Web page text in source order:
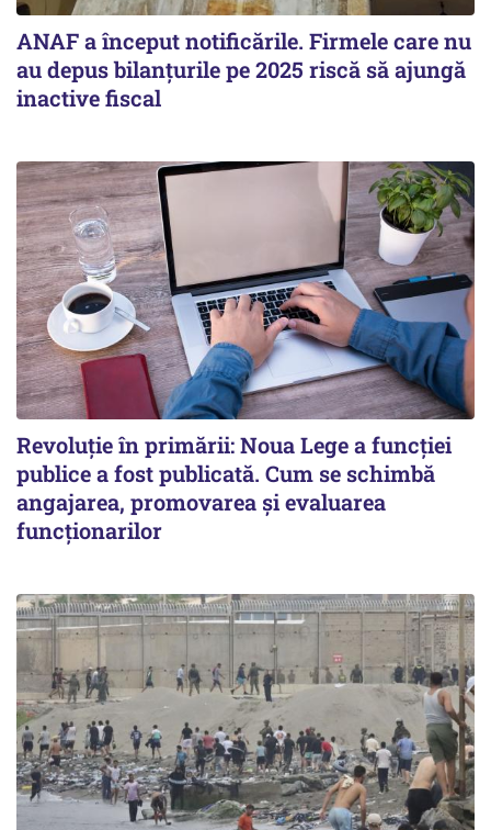
ANAF a început notificările. Firmele care nu
au depus bilanțurile pe 2025 riscă să ajungă
inactive fiscal
Revoluție în primării: Noua Lege a funcției
publice a fost publicată. Cum se schimbă
angajarea, promovarea și evaluarea
funcționarilor